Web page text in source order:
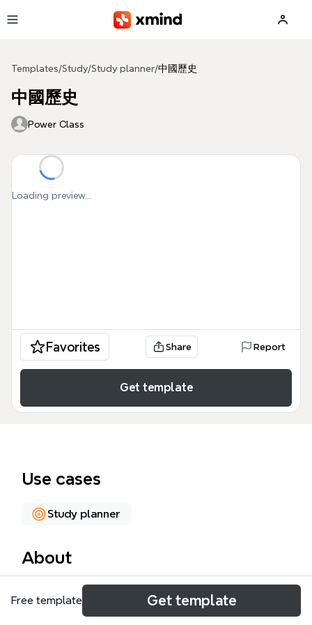
Templates/Study/Study planner/中國歷史
中國歷史
Power Class
Loading preview...
Favorites Share Report
Get template
Use cases
Study planner
About
中國歷史時間軸模板涵蓋從史前時代到民國時代的完整
歷史脈絡，包含100個節點，分為六大主幹：史前時
Free template Get template